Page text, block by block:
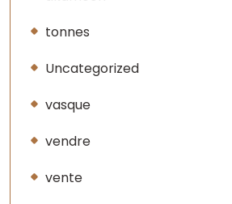
tonnes
Uncategorized
vasque
vendre
vente